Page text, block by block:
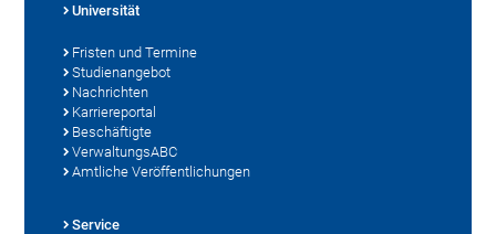
Universität
Fristen und Termine
Studienangebot
Nachrichten
Karriereportal
Beschäftigte
VerwaltungsABC
Amtliche Veröffentlichungen
Service